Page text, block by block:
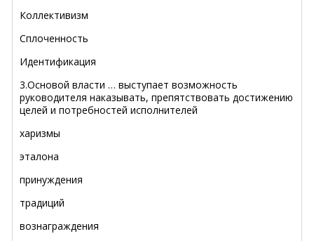
Коллективизм
Сплоченность
Идентификация
3.Основой власти … выступает возможность
руководителя наказывать, препятствовать достижению
целей и потребностей исполнителей
харизмы
эталона
принуждения
традиций
вознаграждения